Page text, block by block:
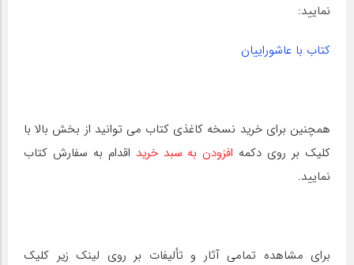
نمایید:
کتاب با عاشوراییان
همچنین برای خرید نسخه کاغذی کتاب می توانید از بخش بالا با
کلیک بر روی دکمه افزودن به سبد خرید اقدام به سفارش کتاب
نمایید.
برای مشاهده تمامی آثار و تألیفات بر روی لینک زیر کلیک